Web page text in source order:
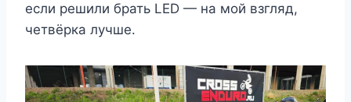
если решили брать LED — на мой взгляд,
четвёрка лучше.